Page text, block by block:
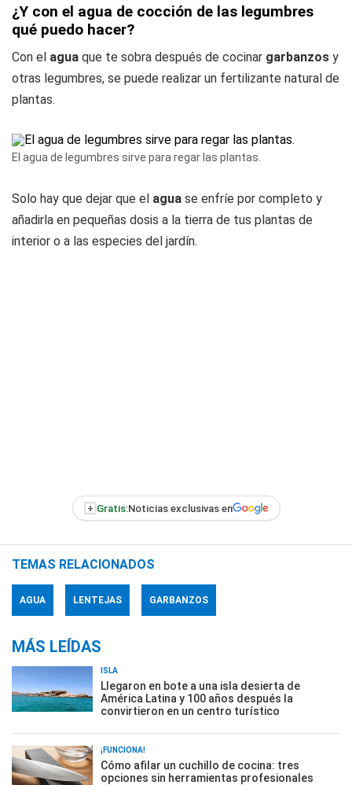
¿Y con el agua de cocción de las legumbres
qué puedo hacer?
Con el agua que te sobra después de cocinar garbanzos y
otras legumbres, se puede realizar un fertilizante natural de
plantas.
El agua de legumbres sirve para regar las plantas.
Solo hay que dejar que el agua se enfríe por completo y
añadirla en pequeñas dosis a la tierra de tus plantas de
interior o a las especies del jardín.
+ Gratis:Noticias exclusivas en
TEMAS RELACIONADOS
AGUA LENTEJAS GARBANZOS
MÁS LEÍDAS
ISLA
Llegaron en bote a una isla desierta de
América Latina y 100 años después la
convirtieron en un centro turístico
¡FUNCIONA!
Cómo afilar un cuchillo de cocina: tres
opciones sin herramientas profesionales